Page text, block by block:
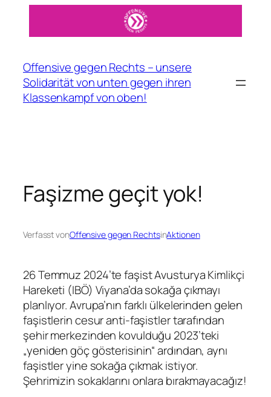
springen
Offensive gegen Rechts – unsere
Solidarität von unten gegen ihren
Klassenkampf von oben!
Faşizme geçit yok!
Verfasst vonOffensive gegen RechtsinAktionen
26 Temmuz 2024’te faşist Avusturya Kimlikçi
Hareketi (IBÖ) Viyana’da sokağa çıkmayı
planlıyor. Avrupa’nın farklı ülkelerinden gelen
faşistlerin cesur anti-faşistler tarafından
şehir merkezinden kovulduğu 2023’teki
„yeniden göç gösterisinin“ ardından, aynı
faşistler yine sokağa çıkmak istiyor.
Şehrimizin sokaklarını onlara bırakmayacağız!